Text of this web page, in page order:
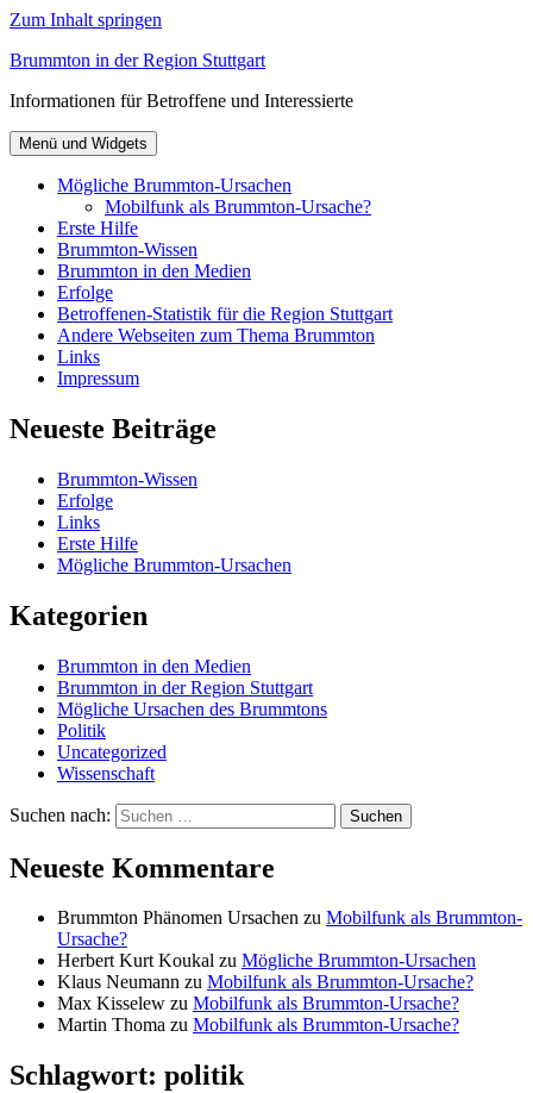
Zum Inhalt springen
Brummton in der Region Stuttgart
Informationen für Betroffene und Interessierte
Menü und Widgets
Mögliche Brummton-Ursachen
Mobilfunk als Brummton-Ursache?
Erste Hilfe
Brummton-Wissen
Brummton in den Medien
Erfolge
Betroffenen-Statistik für die Region Stuttgart
Andere Webseiten zum Thema Brummton
Links
Impressum
Neueste Beiträge
Brummton-Wissen
Erfolge
Links
Erste Hilfe
Mögliche Brummton-Ursachen
Kategorien
Brummton in den Medien
Brummton in der Region Stuttgart
Mögliche Ursachen des Brummtons
Politik
Uncategorized
Wissenschaft
Suchen nach:
Neueste Kommentare
Brummton Phänomen Ursachen zu Mobilfunk als Brummton-
Ursache?
Herbert Kurt Koukal zu Mögliche Brummton-Ursachen
Klaus Neumann zu Mobilfunk als Brummton-Ursache?
Max Kisselew zu Mobilfunk als Brummton-Ursache?
Martin Thoma zu Mobilfunk als Brummton-Ursache?
Schlagwort: politik